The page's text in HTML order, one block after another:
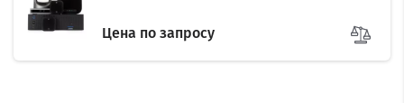
Цена по запросу